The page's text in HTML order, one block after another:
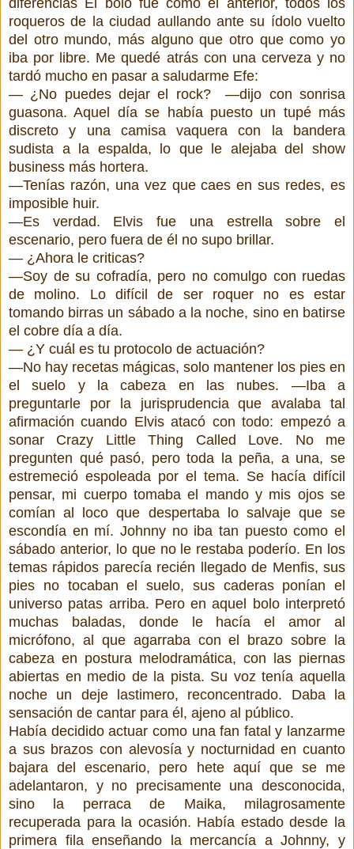
roqueros de la ciudad aullando ante su ídolo vuelto
del otro mundo, más alguno que otro que como yo
iba por libre. Me quedé atrás con una cerveza y no
tardó mucho en pasar a saludarme Efe:
— ¿No puedes dejar el rock?
—dijo con sonrisa
guasona. Aquel día se había puesto un tupé más
discreto y una camisa vaquera con la bandera
sudista a la espalda, lo que le alejaba del show
business más hortera.
—Tenías razón, una vez que caes en sus redes, es
imposible huir.
—Es verdad. Elvis fue una estrella sobre el
escenario, pero fuera de él no supo brillar.
— ¿Ahora le criticas?
—Soy de su cofradía, pero no comulgo con ruedas
de molino. Lo difícil de ser roquer no es estar
tomando birras un sábado a la noche, sino en batirse
el cobre día a día.
— ¿Y cuál es tu protocolo de actuación?
—No hay recetas mágicas, solo mantener los pies en
el suelo y la cabeza en las nubes. —Iba a
preguntarle por la jurisprudencia que avalaba tal
afirmación cuando Elvis atacó con todo: empezó a
sonar Crazy Little Thing Called Love. No me
pregunten qué pasó, pero toda la peña, a una, se
estremeció espoleada por el tema. Se hacía difícil
pensar, mi cuerpo tomaba el mando y mis ojos se
comían al loco que despertaba lo salvaje que se
escondía en mí. Johnny no iba tan puesto como el
sábado anterior, lo que no le restaba poderío. En los
temas rápidos parecía recién llegado de Menfis, sus
pies no tocaban el suelo, sus caderas ponían el
universo patas arriba. Pero en aquel bolo interpretó
muchas baladas, donde le hacía el amor al
micrófono, al que agarraba con el brazo sobre la
cabeza en postura melodramática, con las piernas
abiertas en medio de la pista. Su voz tenía aquella
noche un deje lastimero, reconcentrado. Daba la
sensación de cantar para él, ajeno al público.
Había decidido actuar como una fan fatal y lanzarme
a sus brazos con alevosía y nocturnidad en cuanto
bajara del escenario, pero hete aquí que se me
adelantaron, y no precisamente una desconocida,
sino la perraca de Maika, milagrosamente
recuperada para la ocasión. Había estado desde la
primera fila enseñando la mercancía a Johnny, y